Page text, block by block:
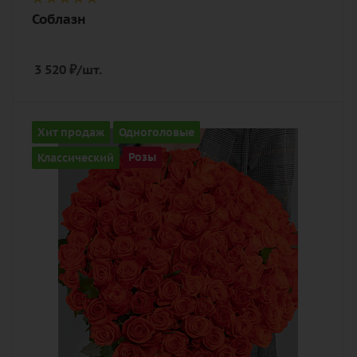
Соблазн
3 520 ₽/шт.
Хит продаж
Одноголовые
Классический
Розы
Количество
101
оранжевый
Описание
роза, лента